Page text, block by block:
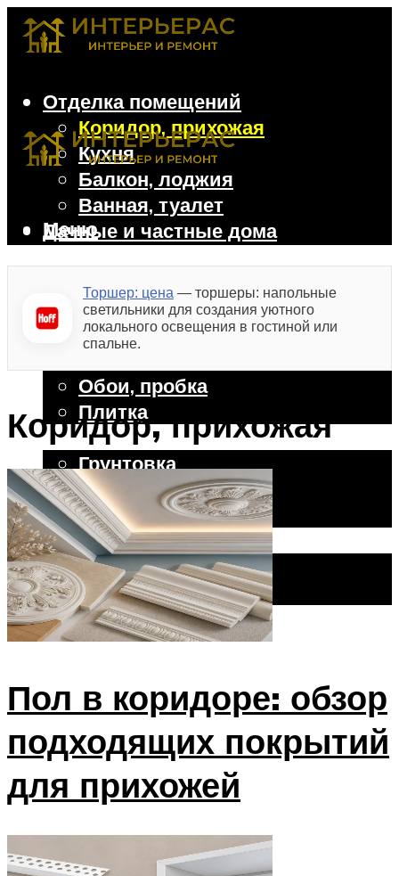
Отделка помещений
Коридор, прихожая
Кухня
Балкон, лоджия
Ванная, туалет
Дачные и частные дома
Гипсокартон
Декоративная штукатурка
Ламинат, линолеум
Обои, пробка
Плитка
Отделочные работы
Грунтовка
Шпаклевка
Штукатурка
Внешняя отделка
Фасад
Цоколь, фундамент
Меню
Торшер: цена — торшеры: напольные
светильники для создания уютного
локального освещения в гостиной или
спальне.
Коридор, прихожая
Пол в коридоре: обзор
подходящих покрытий
для прихожей